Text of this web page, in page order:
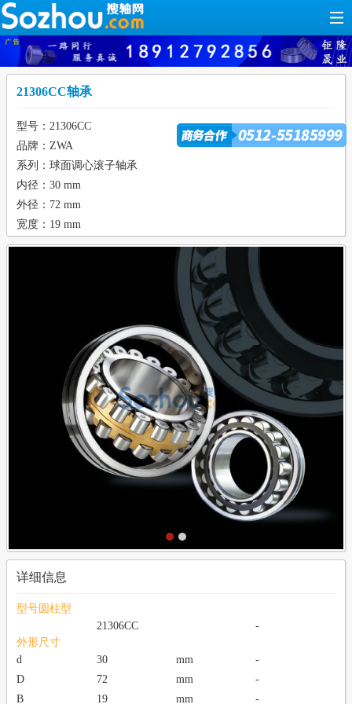
21306CC轴承
型号：21306CC
品牌：ZWA
系列：球面调心滚子轴承
内径：30 mm
外径：72 mm
宽度：19 mm
详细信息
型号圆柱型
21306CC
-
外形尺寸
d
30 mm
-
D
72 mm
-
B
19 mm -